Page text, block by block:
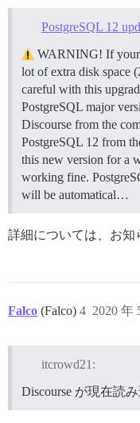
PostgreSQL 12
WARNING! If your
lot of extra disk space
careful with this
PostgreSQL major
Discourse from the
PostgreSQL 12 from
this new version for a
working fine.
will be automatical…
詳細については、お知
Falco (Falco) 2020 年
4
itcrowd21:
Discourse が現在読